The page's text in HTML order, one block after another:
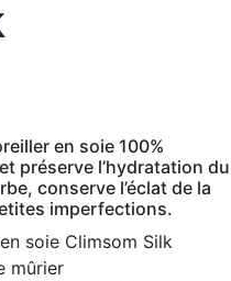
en soie 100%
préserve l’hydratation du
conserve l’éclat de la
imperfections.
soie Climsom Silk
mûrier